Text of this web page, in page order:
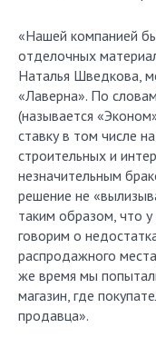
«Нашей компанией
отделочных
Наталья Шведкова,
«Лаверна». По
(называется
ставку в том числе
строительных и
незначительным
решение не
таким образом, что
говорим о
распродажного
же время мы
магазин, где
продавца».